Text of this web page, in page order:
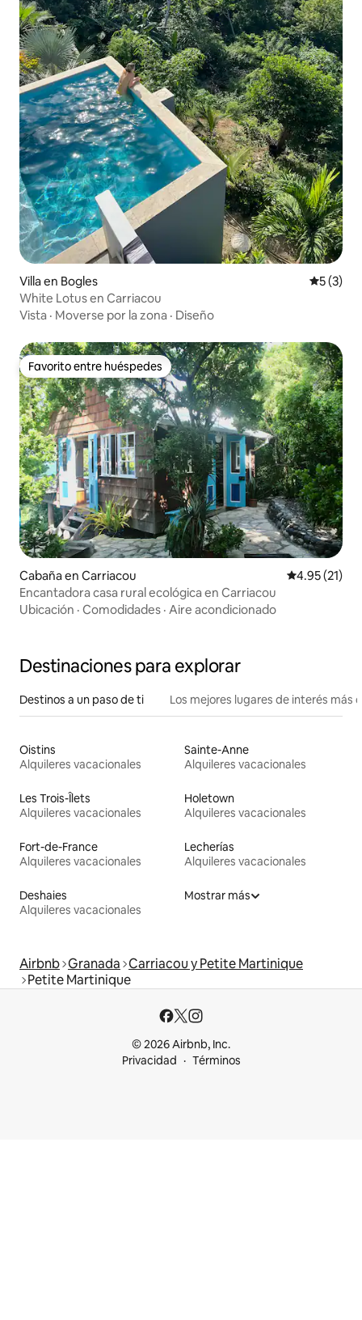
Villa en Bogles
5 (3)
White Lotus en Carriacou
Vista · Moverse por la zona · Diseño
Favorito entre huéspedes
Favorito entre huéspedes
Cabaña en Carriacou Calificación
4.95 (21)
Encantadora casa rural ecológica en Carriacou
Ubicación · Comodidades · Aire acondicionado
Destinaciones para explorar
Destinos a un paso de ti Los mejores lugares de interés más
Oistins
Alquileres vacacionales
Sainte-Anne
Alquileres vacacionales
Les Trois-Îlets
Alquileres vacacionales
Holetown
Alquileres vacacionales
Fort-de-France
Alquileres vacacionales
Lecherías
Alquileres vacacionales
Deshaies
Alquileres vacacionales
Mostrar más
Airbnb Granada Carriacou y Petite Martinique
Petite Martinique
© 2026 Airbnb, Inc.
Privacidad
Términos